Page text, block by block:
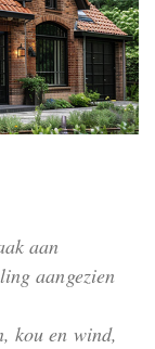
aan
aangezien
kou en wind,